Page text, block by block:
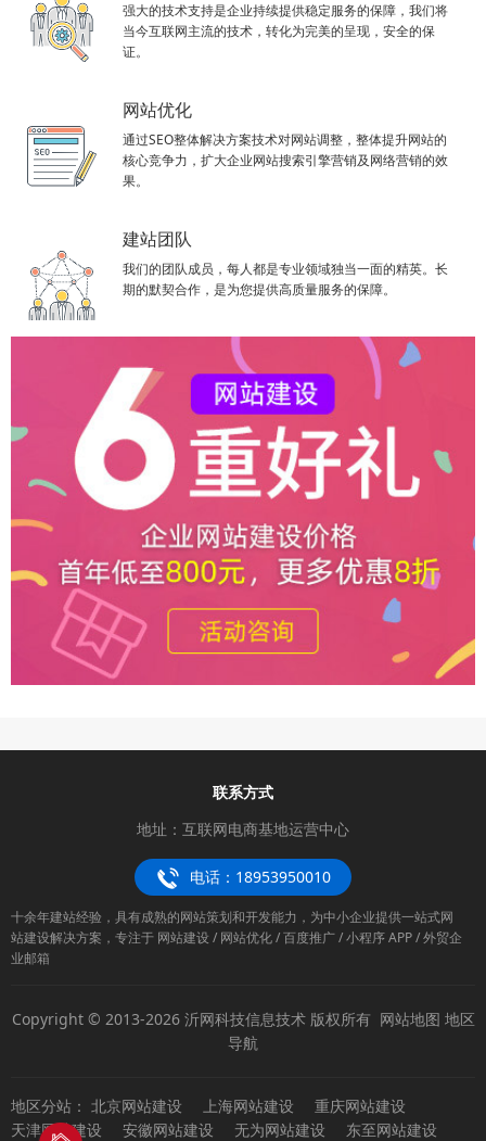
强大的技术支持是企业持续提供稳定服务的保障，我们将
当今互联网主流的技术，转化为完美的呈现，安全的保
证。
网站优化
通过SEO整体解决方案技术对网站调整，整体提升网站的
核心竞争力，扩大企业网站搜索引擎营销及网络营销的效
果。
建站团队
我们的团队成员，每人都是专业领域独当一面的精英。长
期的默契合作，是为您提供高质量服务的保障。
联系方式
地址：互联网电商基地运营中心
电话：18953950010
十余年建站经验，具有成熟的网站策划和开发能力，为中小企业提供一站式网
站建设解决方案，专注于 网站建设 / 网站优化 / 百度推广 / 小程序 APP / 外贸企
业邮箱
Copyright © 2013-2026 沂网科技信息技术 版权所有 网站地图 地区
导航
地区分站： 北京网站建设 上海网站建设
重庆网站建设
天津网站建设
安徽网站建设 无为网站建设 东至网站建设